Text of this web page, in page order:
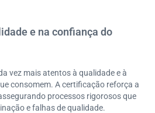
e na confiança do
vez mais atentos à qualidade e à
consomem. A certificação reforça a
processos rigorosos que
e falhas de qualidade.